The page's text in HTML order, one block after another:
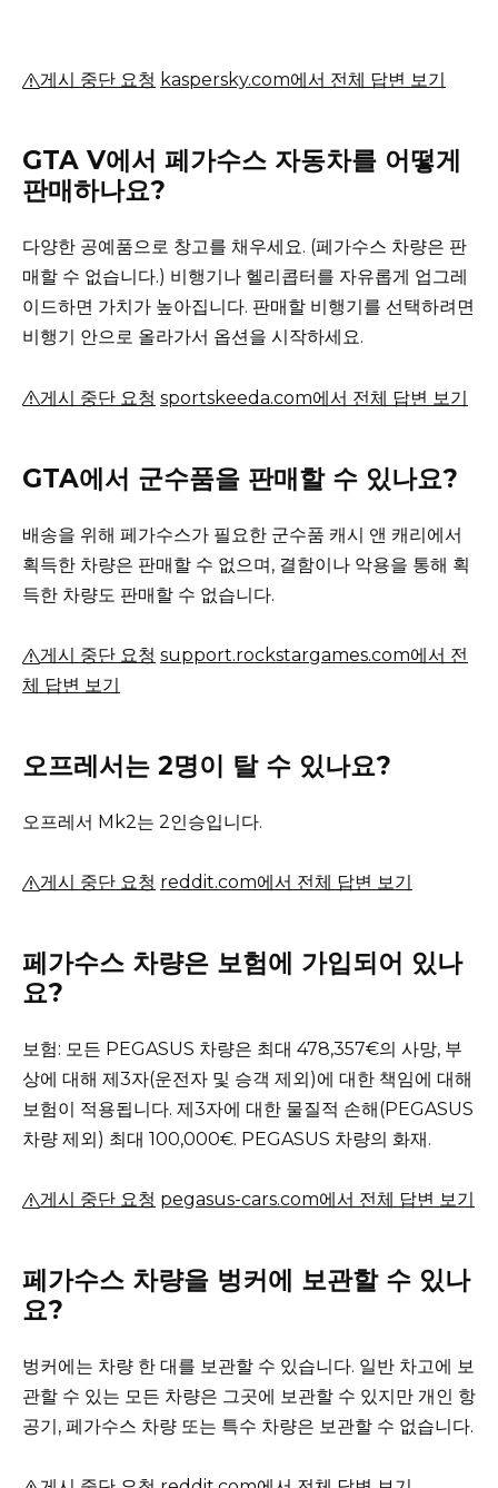
게시 중단 요청 kaspersky.com에서 전체 답변 보기
GTA V에서 페가수스 자동차를 어떻게
판매하나요?
다양한 공예품으로 창고를 채우세요. (페가수스 차량은 판
매할 수 없습니다.) 비행기나 헬리콥터를 자유롭게 업그레
이드하면 가치가 높아집니다. 판매할 비행기를 선택하려면
비행기 안으로 올라가서 옵션을 시작하세요.
게시 중단 요청 sportskeeda.com에서 전체 답변 보기
GTA에서 군수품을 판매할 수 있나요?
배송을 위해 페가수스가 필요한 군수품 캐시 앤 캐리에서
획득한 차량은 판매할 수 없으며, 결함이나 악용을 통해 획
득한 차량도 판매할 수 없습니다.
게시 중단 요청 support.rockstargames.com에서 전
체 답변 보기
오프레서는 2명이 탈 수 있나요?
오프레서 Mk2는 2인승입니다.
게시 중단 요청 reddit.com에서 전체 답변 보기
페가수스 차량은 보험에 가입되어 있나
요?
보험: 모든 PEGASUS 차량은 최대 478,357€의 사망, 부
상에 대해 제3자(운전자 및 승객 제외)에 대한 책임에 대해
보험이 적용됩니다. 제3자에 대한 물질적 손해(PEGASUS
차량 제외) 최대 100,000€. PEGASUS 차량의 화재.
게시 중단 요청 pegasus-cars.com에서 전체 답변 보기
페가수스 차량을 벙커에 보관할 수 있나
요?
벙커에는 차량 한 대를 보관할 수 있습니다. 일반 차고에 보
관할 수 있는 모든 차량은 그곳에 보관할 수 있지만 개인 항
공기, 페가수스 차량 또는 특수 차량은 보관할 수 없습니다.